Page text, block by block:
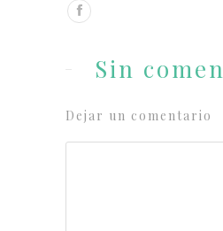
Sin
Dejar un comentario